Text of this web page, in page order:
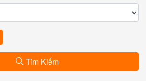
Tìm Kiếm